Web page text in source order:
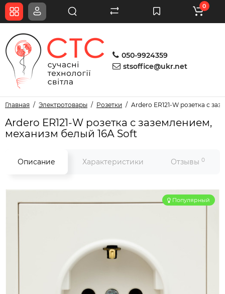
050-9924359
stsoffice@ukr.net
0
Главная Электротовары Розетки Ardero ER121-W розетка с
Ardero ER121-W розетка с заземлением,
механизм белый 16А Soft
Описание Характеристики Отзывы 0
Популярный